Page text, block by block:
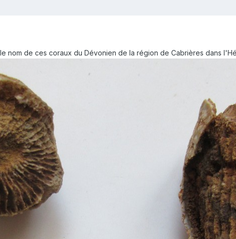
nom de ces coraux du Dévonien de la région de Cabrières dans